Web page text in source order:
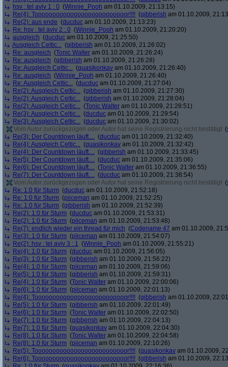
hsv : tel aviv 1 : 0 (Winnie_Pooh am 01.10.2009, 21:13:15)
Re(4): Toooooooooooooooooooooooooor!!!! (gibberish am 01.10.2009,
Re(2): aus ende (ducduc am 01.10.2009, 21:13:23)
Re: hsv : tel aviv 2 : 0 (Winnie_Pooh am 01.10.2009, 21:20:20)
ausgleich (ducduc am 01.10.2009, 21:25:50)
Ausgleich Celtic... (gibberish am 01.10.2009, 21:26:02)
Re: ausgleich (Tonic Walter am 01.10.2009, 21:26:24)
Re: ausgleich (gibberish am 01.10.2009, 21:26:28)
Re: Ausgleich Celtic... (quasikonkav am 01.10.2009, 21:26:40)
Re: ausgleich (Winnie_Pooh am 01.10.2009, 21:26:40)
Re: Ausgleich Celtic... (ducduc am 01.10.2009, 21:27:04)
Re(2): Ausgleich Celtic... (gibberish am 01.10.2009, 21:27:30)
Re(2): Ausgleich Celtic... (gibberish am 01.10.2009, 21:28:04)
Re(2): Ausgleich Celtic... (Tonic Walter am 01.10.2009, 21:28:51)
Re(3): Ausgleich Celtic... (ducduc am 01.10.2009, 21:29:54)
Re(3): Ausgleich Celtic... (ducduc am 01.10.2009, 21:30:02)
Vom Autor zurückgezogen oder Autor hat seine Registrierung nicht bestätigt (
Re(3): Der Countdown läuft.... (ducduc am 01.10.2009, 21:32:40)
Re(4): Ausgleich Celtic... (quasikonkav am 01.10.2009, 21:32:42)
Re(4): Der Countdown läuft.... (gibberish am 01.10.2009, 21:33:45)
Re(5): Der Countdown läuft.... (ducduc am 01.10.2009, 21:35:06)
Re(6): Der Countdown läuft.... (Tonic Walter am 01.10.2009, 21:36:55)
Re(7): Der Countdown läuft.... (ducduc am 01.10.2009, 21:38:54)
Vom Autor zurückgezogen oder Autor hat seine Registrierung nicht bestätigt (
Re: 1:0 für Sturm (ducduc am 01.10.2009, 21:52:18)
Re: 1:0 für Sturm (piiceman am 01.10.2009, 21:52:25)
Re: 1:0 für Sturm (gibberish am 01.10.2009, 21:52:39)
Re(2): 1:0 für Sturm (ducduc am 01.10.2009, 21:53:31)
Re(2): 1:0 für Sturm (piiceman am 01.10.2009, 21:53:48)
Re(7): endlich wieder ein thread für mich (Codename 47 am 01.10.2009,
Re(3): 1:0 für Sturm (piiceman am 01.10.2009, 21:54:07)
Re(2): hsv : tel aviv 3 : 1 (Winnie_Pooh am 01.10.2009, 21:55:21)
Re(4): 1:0 für Sturm (ducduc am 01.10.2009, 21:56:05)
Re(3): 1:0 für Sturm (gibberish am 01.10.2009, 21:56:22)
Re(4): 1:0 für Sturm (piiceman am 01.10.2009, 21:59:06)
Re(5): 1:0 für Sturm (gibberish am 01.10.2009, 21:59:31)
Re(4): 1:0 für Sturm (Tonic Walter am 01.10.2009, 22:00:06)
Re(6): 1:0 für Sturm (piiceman am 01.10.2009, 22:01:13)
Re(4): Toooooooooooooooooooooooooor!!!! (gibberish am 01.10.2009,
Re(5): 1:0 für Sturm (gibberish am 01.10.2009, 22:01:49)
Re(6): 1:0 für Sturm (Tonic Walter am 01.10.2009, 22:02:50)
Re(7): 1:0 für Sturm (gibberish am 01.10.2009, 22:04:13)
Re(7): 1:0 für Sturm (quasikonkav am 01.10.2009, 22:04:30)
Re(8): 1:0 für Sturm (Tonic Walter am 01.10.2009, 22:04:58)
Re(8): 1:0 für Sturm (piiceman am 01.10.2009, 22:10:26)
Re(5): Toooooooooooooooooooooooooor!!!! (quasikonkav am 01.10.2009,
Re(6): Toooooooooooooooooooooooooor!!!! (gibberish am 01.10.2009,